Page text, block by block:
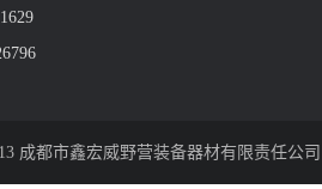
成都市鑫宏威野营装备器材有限责任公司